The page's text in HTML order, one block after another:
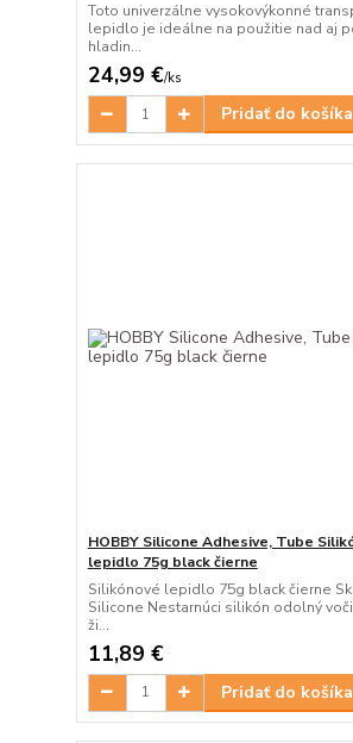
Toto univerzálne vysokovýkonné
lepidlo je ideálne na použitie nad aj
hladin...
24,99 €/ks
Pridať do košíka
HOBBY Silicone Adhesive, Tube
lepidlo 75g black čierne
Silikónové lepidlo 75g black čierne
Silicone Nestarnúci silikón odolný
ži...
11,89 €
Pridať do košíka